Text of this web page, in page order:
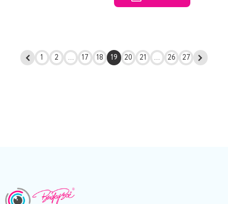
1 2 ... 17 18 19 20 21 ... 26 27